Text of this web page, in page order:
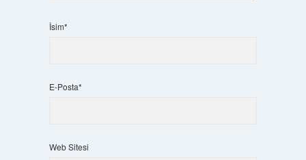
İsim*
E-Posta*
Web Sitesi